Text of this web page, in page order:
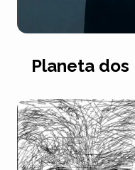
Planeta dos